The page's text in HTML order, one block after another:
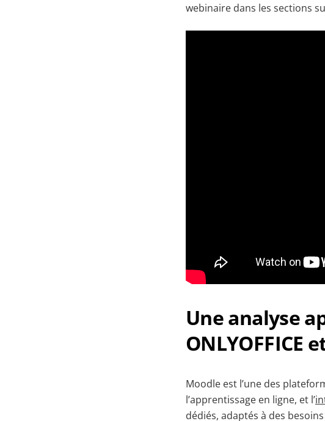
webinaire dans les sections
Une analyse
ONLYOFFICE
Moodle est l’une des
l’apprentissage en ligne, et l’
dédiés, adaptés à des